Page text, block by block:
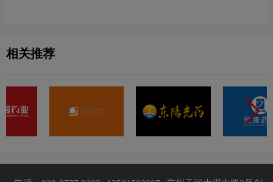
相关推荐